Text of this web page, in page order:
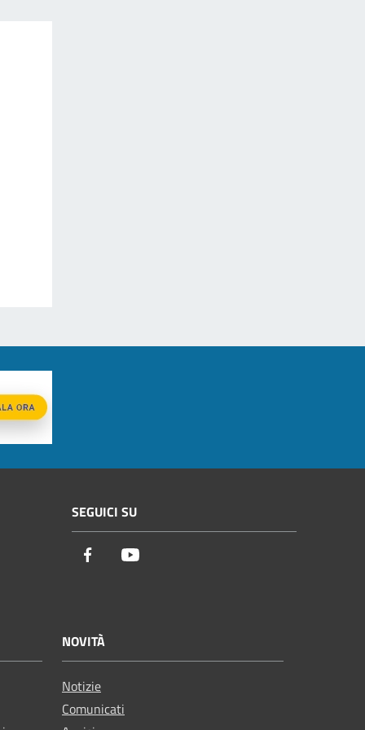
SEGUICI SU
Facebook
NOVITÀ
Notizie
Comunicati